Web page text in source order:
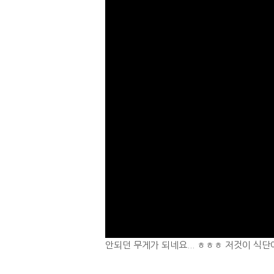
안되던 무게가 되네요... ㅎㅎㅎ 저것이 식단